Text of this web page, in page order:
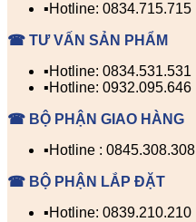
▪️Hotline: 0834.715.715
☎ TƯ VẤN SẢN PHẨM
▪️Hotline: 0834.531.531
▪️Hotline: 0932.095.646
☎ BỘ PHẬN GIAO HÀNG
▪️Hotline : 0845.308.308
☎ BỘ PHẬN LẮP ĐẶT
▪️Hotline: 0839.210.210